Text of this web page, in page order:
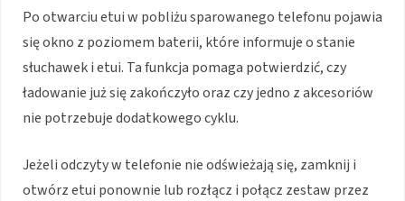
Po otwarciu etui w pobliżu sparowanego telefonu pojawia
się okno z poziomem baterii, które informuje o stanie
słuchawek i etui. Ta funkcja pomaga potwierdzić, czy
ładowanie już się zakończyło oraz czy jedno z akcesoriów
nie potrzebuje dodatkowego cyklu.
Jeżeli odczyty w telefonie nie odświeżają się, zamknij i
otwórz etui ponownie lub rozłącz i połącz zestaw przez